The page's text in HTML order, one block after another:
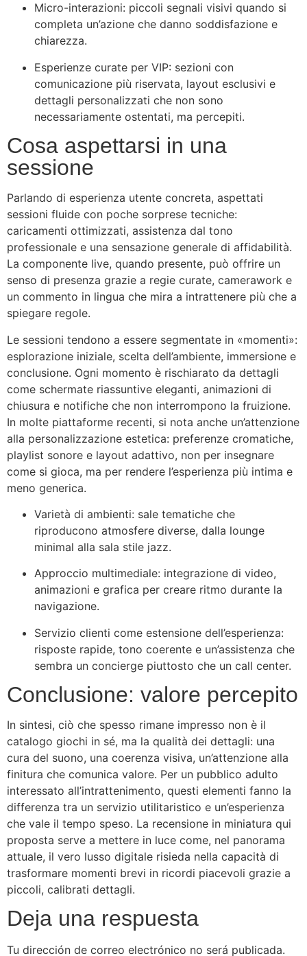
Micro-interazioni: piccoli segnali visivi quando si
completa un’azione che danno soddisfazione e
chiarezza.
Esperienze curate per VIP: sezioni con
comunicazione più riservata, layout esclusivi e
dettagli personalizzati che non sono
necessariamente ostentati, ma percepiti.
Cosa aspettarsi in una
sessione
Parlando di esperienza utente concreta, aspettati
sessioni fluide con poche sorprese tecniche:
caricamenti ottimizzati, assistenza dal tono
professionale e una sensazione generale di affidabilità.
La componente live, quando presente, può offrire un
senso di presenza grazie a regie curate, camerawork e
un commento in lingua che mira a intrattenere più che a
spiegare regole.
Le sessioni tendono a essere segmentate in «momenti»:
esplorazione iniziale, scelta dell’ambiente, immersione e
conclusione. Ogni momento è rischiarato da dettagli
come schermate riassuntive eleganti, animazioni di
chiusura e notifiche che non interrompono la fruizione.
In molte piattaforme recenti, si nota anche un’attenzione
alla personalizzazione estetica: preferenze cromatiche,
playlist sonore e layout adattivo, non per insegnare
come si gioca, ma per rendere l’esperienza più intima e
meno generica.
Varietà di ambienti: sale tematiche che
riproducono atmosfere diverse, dalla lounge
minimal alla sala stile jazz.
Approccio multimediale: integrazione di video,
animazioni e grafica per creare ritmo durante la
navigazione.
Servizio clienti come estensione dell’esperienza:
risposte rapide, tono coerente e un’assistenza che
sembra un concierge piuttosto che un call center.
Conclusione: valore percepito
In sintesi, ciò che spesso rimane impresso non è il
catalogo giochi in sé, ma la qualità dei dettagli: una
cura del suono, una coerenza visiva, un’attenzione alla
finitura che comunica valore. Per un pubblico adulto
interessato all’intrattenimento, questi elementi fanno la
differenza tra un servizio utilitaristico e un’esperienza
che vale il tempo speso. La recensione in miniatura qui
proposta serve a mettere in luce come, nel panorama
attuale, il vero lusso digitale risieda nella capacità di
trasformare momenti brevi in ricordi piacevoli grazie a
piccoli, calibrati dettagli.
Deja una respuesta
Tu dirección de correo electrónico no será publicada.